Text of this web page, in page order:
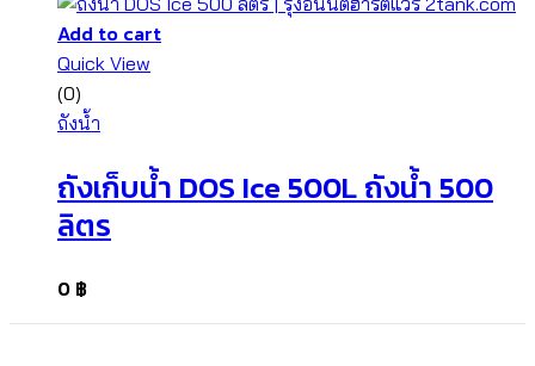
Add to cart
Quick View
(0)
ถังน้ำ
ถังเก็บน้ำ DOS Ice 500L ถังน้ำ 500
ลิตร
0 ฿